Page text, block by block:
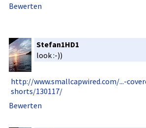
Bewerten
Stefan1HD1
look :-))
http://www­.smallcapw­ired.com/.­..-
short­s/130117/
Bewerten